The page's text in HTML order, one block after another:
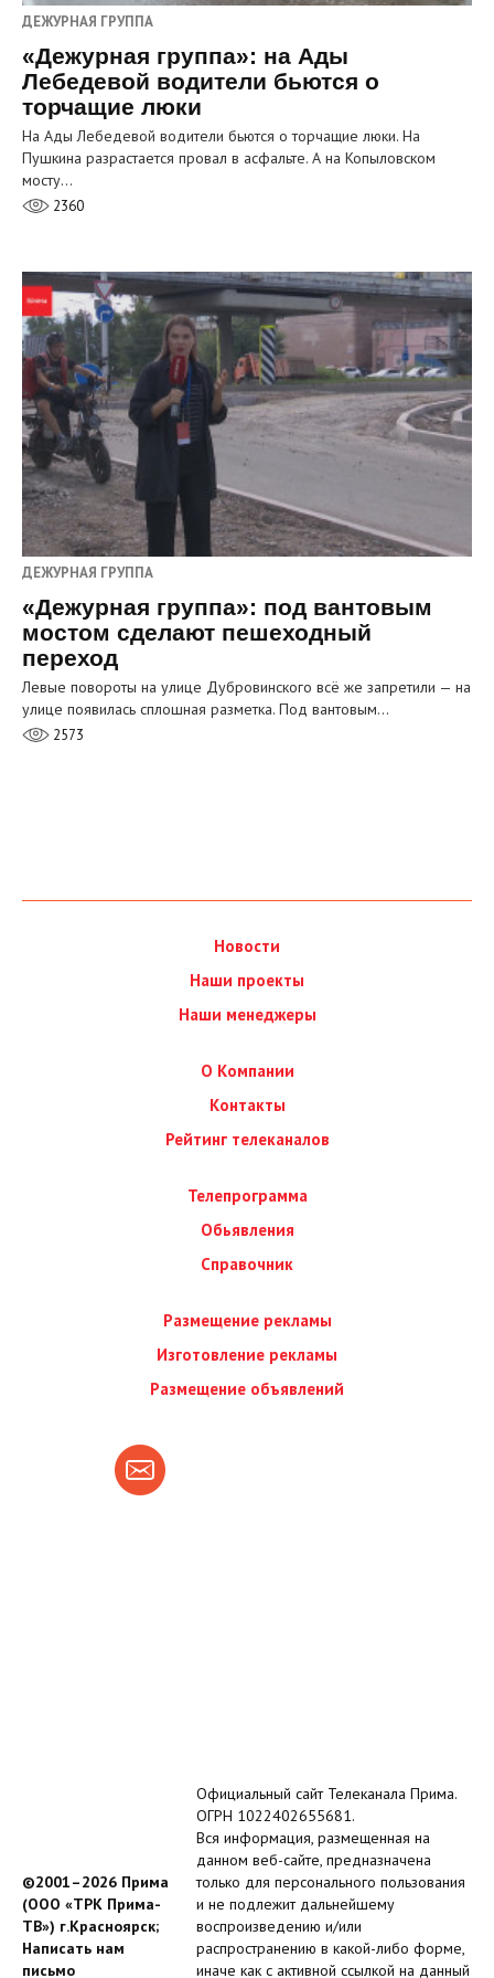
ДЕЖУРНАЯ ГРУППА
«Дежурная группа»: на Ады
Лебедевой водители бьются о
торчащие люки
На Ады Лебедевой водители бьются о торчащие люки. На
Пушкина разрастается провал в асфальте. А на Копыловском
мосту…
2360
ДЕЖУРНАЯ ГРУППА
«Дежурная группа»: под вантовым
мостом сделают пешеходный
переход
Левые повороты на улице Дубровинского всё же запретили — на
улице появилась сплошная разметка. Под вантовым…
2573
Новости
Наши проекты
Наши менеджеры
О Компании
Контакты
Рейтинг телеканалов
Телепрограмма
Обьявления
Справочник
Размещение рекламы
Изготовление рекламы
Размещение объявлений
©2001–2026 Прима
(ООО «ТРК Прима-
ТВ») г.Красноярск;
Написать нам
письмо
Официальный сайт Телеканала Прима.
ОГРН 1022402655681.
Вся информация, размещенная на
данном веб-сайте, предназначена
только для персонального пользования
и не подлежит дальнейшему
воспроизведению и/или
распространению в какой-либо форме,
иначе как с активной ссылкой на данный